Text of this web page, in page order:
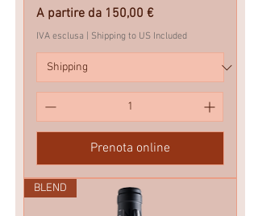
A partire da 150,00 €
Prezzo scontato
IVA esclusa Shipping to US Included
Prenota online
BLEND